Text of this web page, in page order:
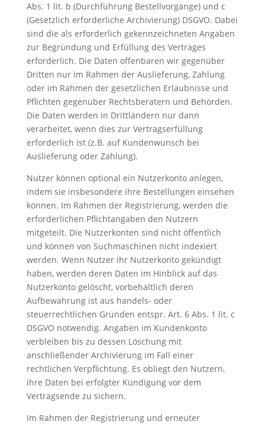
Abs. 1 lit. b (Durchführung Bestellvorgänge) und c
(Gesetzlich erforderliche Archivierung) DSGVO. Dabei
sind die als erforderlich gekennzeichneten Angaben
zur Begründung und Erfüllung des Vertrages
erforderlich. Die Daten offenbaren wir gegenüber
Dritten nur im Rahmen der Auslieferung, Zahlung
oder im Rahmen der gesetzlichen Erlaubnisse und
Pflichten gegenüber Rechtsberatern und Behörden.
Die Daten werden in Drittländern nur dann
verarbeitet, wenn dies zur Vertragserfüllung
erforderlich ist (z.B. auf Kundenwunsch bei
Auslieferung oder Zahlung).
Nutzer können optional ein Nutzerkonto anlegen,
indem sie insbesondere ihre Bestellungen einsehen
können. Im Rahmen der Registrierung, werden die
erforderlichen Pflichtangaben den Nutzern
mitgeteilt. Die Nutzerkonten sind nicht öffentlich
und können von Suchmaschinen nicht indexiert
werden. Wenn Nutzer ihr Nutzerkonto gekündigt
haben, werden deren Daten im Hinblick auf das
Nutzerkonto gelöscht, vorbehaltlich deren
Aufbewahrung ist aus handels- oder
steuerrechtlichen Gründen entspr. Art. 6 Abs. 1 lit. c
DSGVO notwendig. Angaben im Kundenkonto
verbleiben bis zu dessen Löschung mit
anschließender Archivierung im Fall einer
rechtlichen Verpflichtung. Es obliegt den Nutzern,
ihre Daten bei erfolgter Kündigung vor dem
Vertragsende zu sichern.
Im Rahmen der Registrierung und erneuter